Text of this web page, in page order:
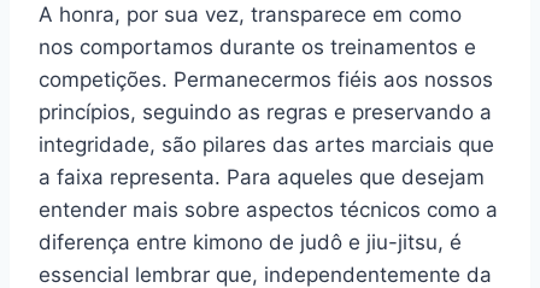
A honra, por sua vez, transparece em como
nos comportamos durante os treinamentos e
competições. Permanecermos fiéis aos nossos
princípios, seguindo as regras e preservando a
integridade, são pilares das artes marciais que
a faixa representa. Para aqueles que desejam
entender mais sobre aspectos técnicos como a
diferença entre kimono de judô e jiu-jitsu, é
essencial lembrar que, independentemente da